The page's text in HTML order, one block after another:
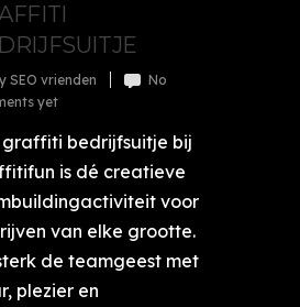
SEO vrienden
No
yet
graffiti bedrijfsuitje bij
is dé creatieve
voor
van elke grootte.
de teamgeest met
plezier en